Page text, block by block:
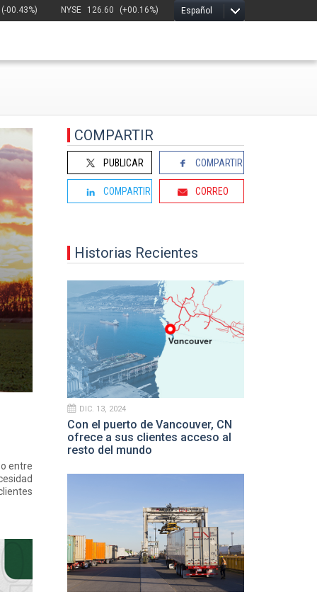
Español
NYSE 126.60 (+00.16%)
(-00.43%)
entre
COMPARTIR
PUBLICAR COMPARTIR
COMPARTIR CORREO
Historias Recientes
DIC. 13, 2024
Con el puerto de Vancouver, CN
ofrece a sus clientes acceso al
resto del mundo